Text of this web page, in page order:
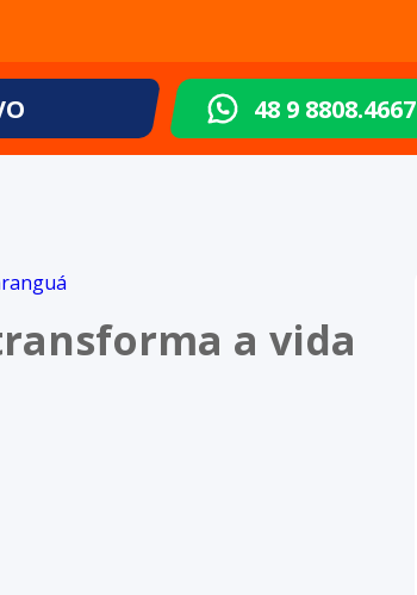
48 9 8808.4667
a vida